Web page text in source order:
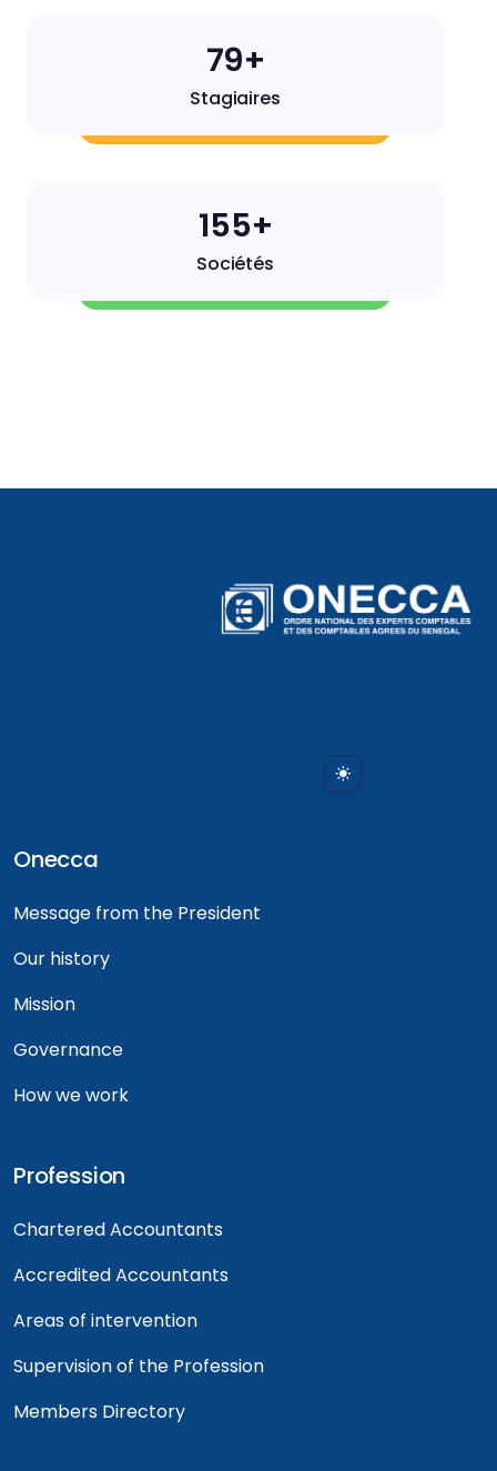
79+
Stagiaires
156+
Sociétés
Onecca
Message from the President
Our history
Mission
Governance
How we work
Profession
Chartered Accountants
Accredited Accountants
Areas of intervention
Supervision of the Profession
Members Directory